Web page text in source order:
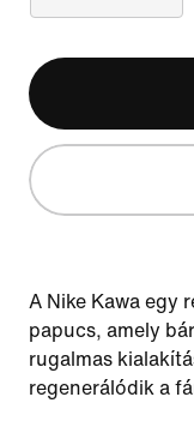
A Nike Kawa egy
papucs, amely
rugalmas
regenerálódik a